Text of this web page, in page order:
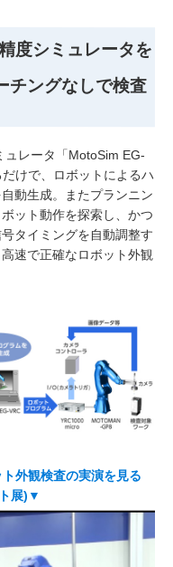
度シミュレータを
チングなしで検査
レータ「MotoSim EG-
けで、ロボットによるハ
動生成。またプランニン
ット動作を探索し、かつ
タイミングを自動調整す
速で正確なロボット外観
外観検査の実演を見る
展)▼